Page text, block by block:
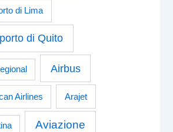
di Lima
di Quito
Airbus
Airlines Arajet
Aviazione